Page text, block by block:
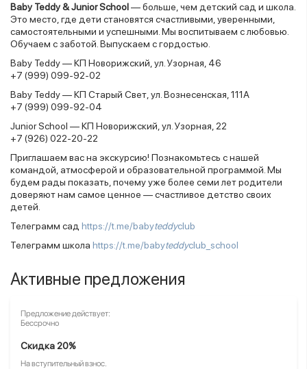
Baby Teddy & Junior School— больше, чем детский сад и школа.
Это место, где дети становятся счастливыми, уверенными,
самостоятельными и успешными. Мы воспитываем с любовью.
Обучаем с заботой. Выпускаем с гордостью.
Baby Teddy — КП Новорижский, ул. Узорная, 46
+7 (999) 099-92-02
Baby Teddy — КП Старый Свет, ул. Вознесенская, 111А
+7 (999) 099-92-04
Junior School — КП Новорижский, ул. Узорная, 22
+7 (926) 022-20-22
Приглашаем вас на экскурсию! Познакомьтесь с нашей
командой, атмосферой и образовательной программой. Мы
будем рады показать, почему уже более семи лет родители
доверяют нам самое ценное — счастливое детство своих
детей.
Телеграмм сад https://t.me/babyteddyclub
Телеграмм школа https://t.me/babyteddyclub_school
Активные предложения
Предложение действует:
Бессрочно
Скидка 20%
На вступительный взнос.